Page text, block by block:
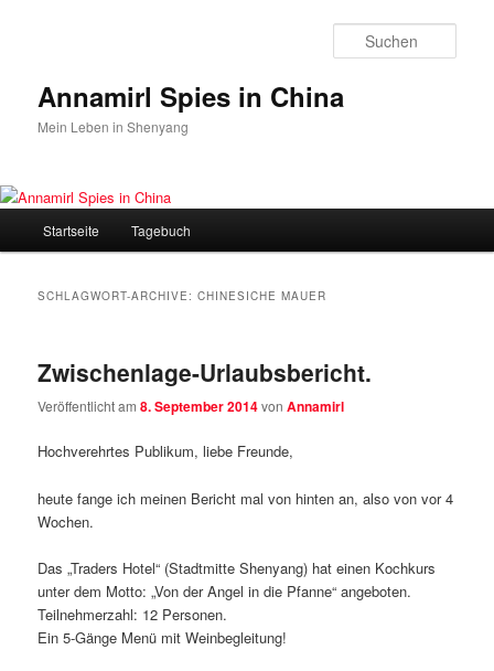
Annamirl Spies in China
Mein Leben in Shenyang
Startseite Tagebuch
SCHLAGWORT-ARCHIVE:CHINESICHE MAUER
Zwischenlage-Urlaubsbericht.
Veröffentlicht am8. September 2014vonAnnamirl
Hochverehrtes Publikum, liebe Freunde,
heute fange ich meinen Bericht mal von hinten an, also von vor 4
Wochen.
Das „Traders Hotel“ (Stadtmitte Shenyang) hat einen Kochkurs
unter dem Motto: „Von der Angel in die Pfanne“ angeboten.
Teilnehmerzahl: 12 Personen.
Ein 5-Gänge Menü mit Weinbegleitung!